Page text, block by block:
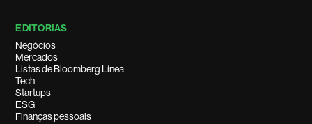
EDITORIAS
Negócios
Mercados
Listas de Bloomberg Línea
Tech
Startups
ESG
Finanças pessoais